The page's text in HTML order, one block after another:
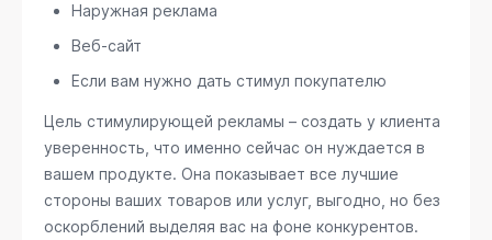
Наружная реклама
Веб-сайт
Если вам нужно дать стимул покупателю
Цель стимулирующей рекламы – создать у клиента
уверенность, что именно сейчас он нуждается в
вашем продукте. Она показывает все лучшие
стороны ваших товаров или услуг, выгодно, но без
оскорблений выделяя вас на фоне конкурентов.